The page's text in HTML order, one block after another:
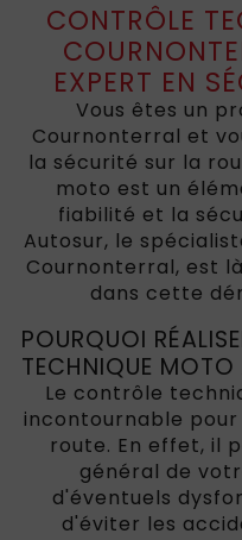
CONTRÔLE
EXPERT EN
Vous êtes un
Cournonterral et
la sécurité sur la
moto est un
fiabilité et la
Autosur, le
Cournonterral, est
dans cette
POURQUOI
TECHNIQUE
Le contrôle
incontournable
route. En effet, il
général de
d'éventuels
d'éviter les